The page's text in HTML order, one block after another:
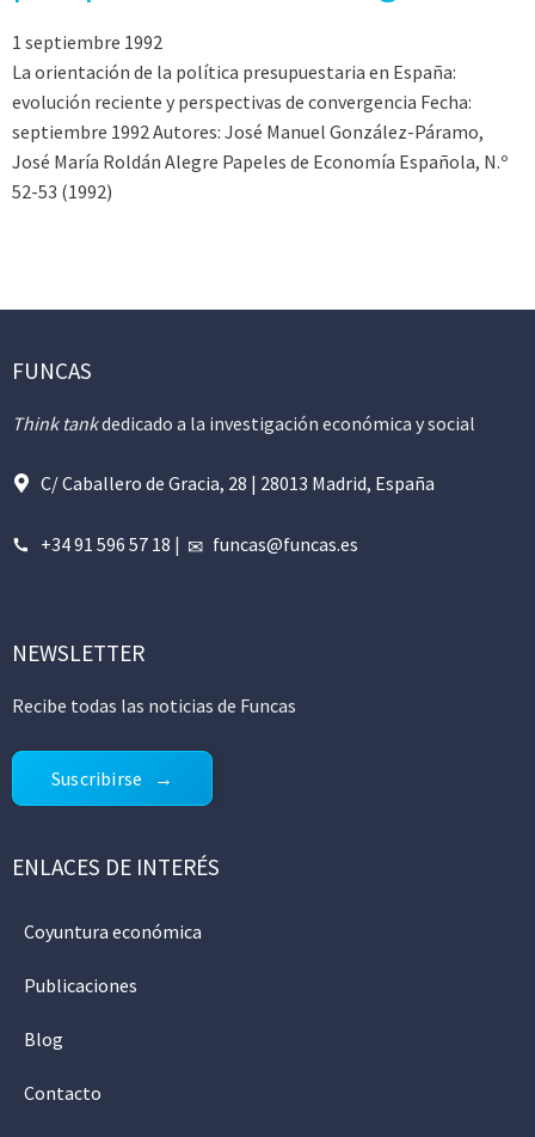
1 septiembre 1992
La orientación de la política presupuestaria en España:
evolución reciente y perspectivas de convergencia Fecha:
septiembre 1992 Autores: José Manuel González-Páramo,
José María Roldán Alegre Papeles de Economía Española, N.º
52-53 (1992)
FUNCAS
Think tankdedicado a la investigación económica y social
C/ Caballero de Gracia, 28 | 28013 Madrid, España
+34 91 596 57 18 | funcas@funcas.es
NEWSLETTER
Recibe todas las noticias de Funcas
Suscribirse
ENLACES DE INTERÉS
Coyuntura económica
Publicaciones
Blog
Contacto